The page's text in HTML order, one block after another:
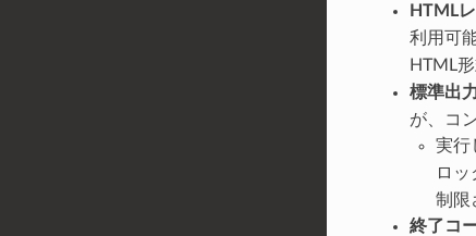
HTML
利用可
HTML
標準出
が、コ
実行
ロ
制限
終了コ